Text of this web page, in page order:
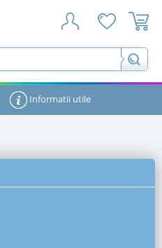
Informatii utile